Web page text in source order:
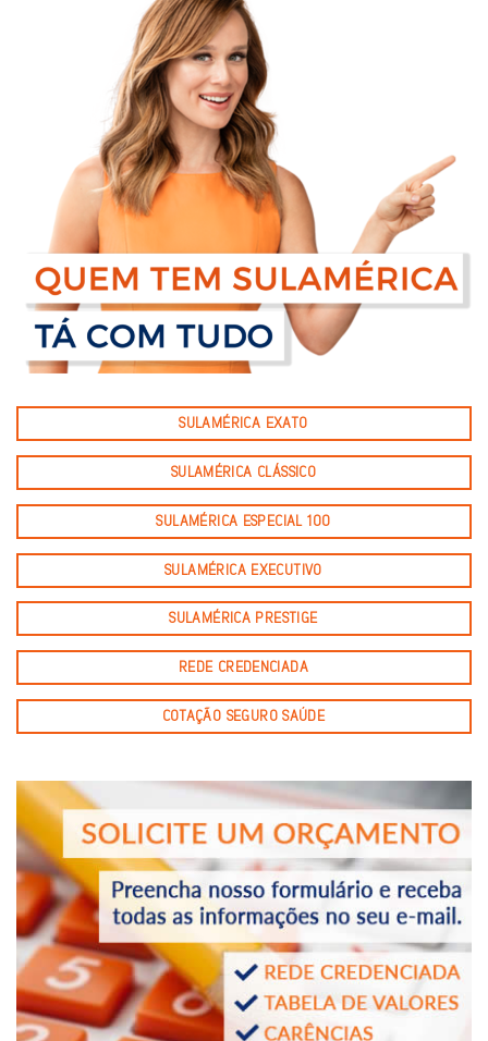
SULAMÉRICA EXATO
SULAMÉRICA CLÁSSICO
SULAMÉRICA ESPECIAL 100
SULAMÉRICA EXECUTIVO
SULAMÉRICA PRESTIGE
REDE CREDENCIADA
COTAÇÃO SEGURO SAÚDE